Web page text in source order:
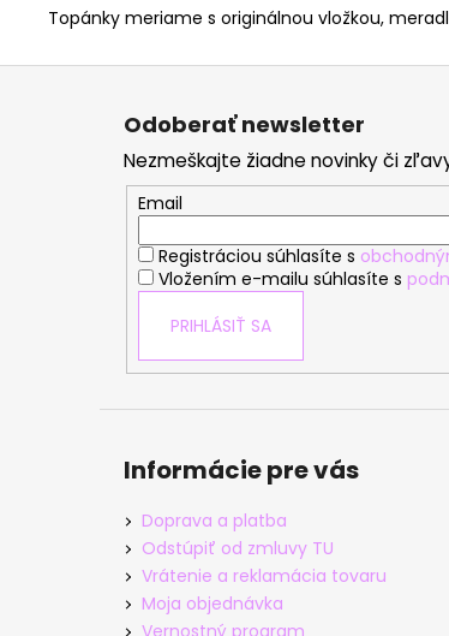
Topánky meriame s originálnou vložkou,
Z
Odoberať newsletter
Nezmeškajte žiadne novinky či
Email
Registráciou súhlasíte s
Vložením e-mailu súhlasíte s
PRIHLÁSIŤ SA
Informácie pre vás
Doprava a platba
Odstúpiť od zmluvy TU
Vrátenie a reklamácia tovaru
Moja objednávka